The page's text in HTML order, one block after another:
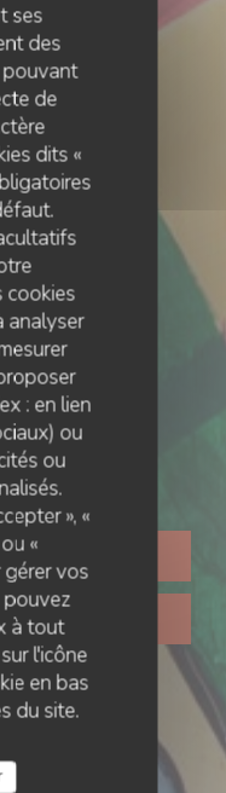
ses
des
pouvant
de
dits «
cookies
analyser
: en lien
ou
ou
», «
«
gérer vos
pouvez
à tout
l'icône
en bas
du site.